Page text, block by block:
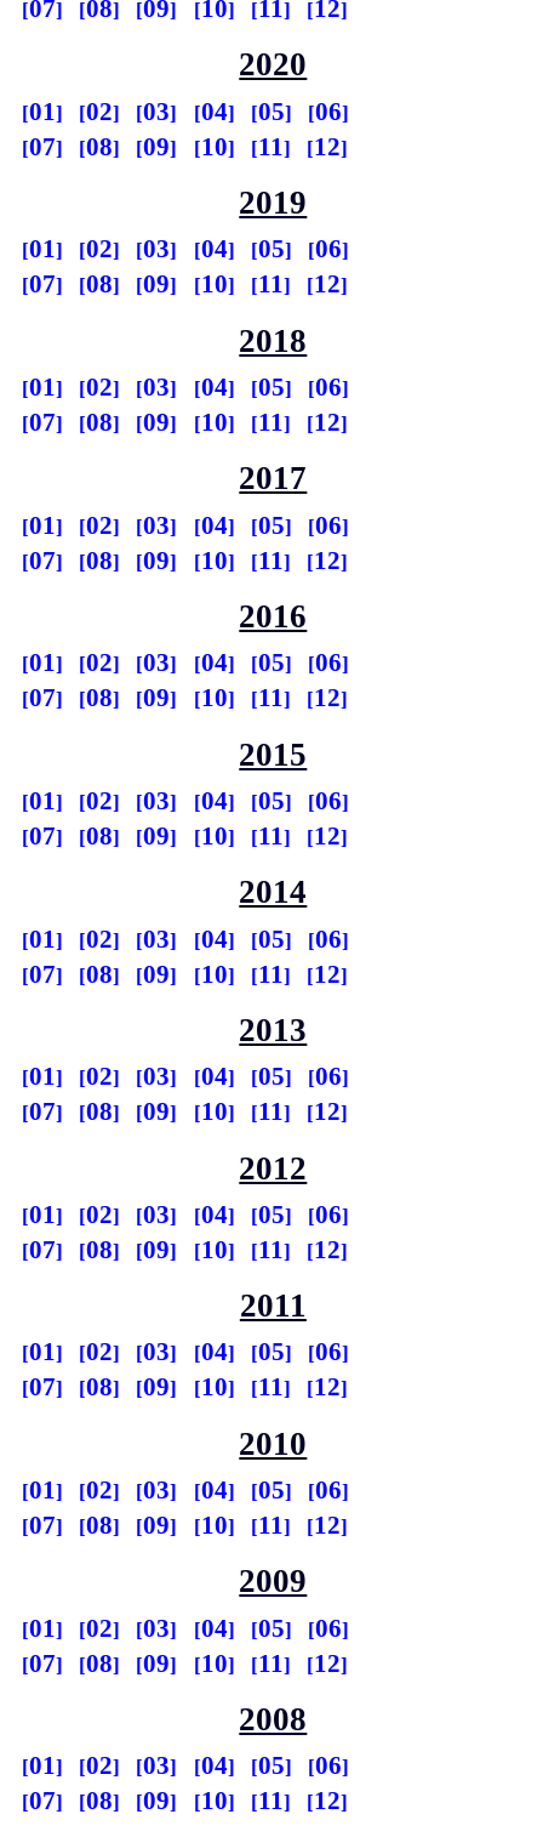
07 08 09 10 11 12
2020
01 02 03 04 05
06
07
08 09 10 11 12
2019
01 02 03 04 05
06
07
08 09 10 11 12
2018
01 02 03 04 05
06
07
08 09 10 11 12
2017
01 02 03 04 05
06
07
08 09 10 11 12
2016
01 02 03 04 05
06
07
08 09 10 11 12
2015
01 02 03 04 05
06
07
08 09 10 11 12
2014
01 02 03 04 05
06
07
08 09 10 11 12
2013
01 02 03 04 05
06
07
08 09 10 11 12
2012
01 02 03 04 05
06
07
08 09 10 11 12
2011
01 02 03 04 05
06
07
08 09 10 11 12
2010
01 02 03 04 05
06
07
08 09 10 11 12
2009
01 02 03 04 05
06
07
08 09 10 11 12
2008
01 02 03 04 05
06
07
08 09 10 11 12